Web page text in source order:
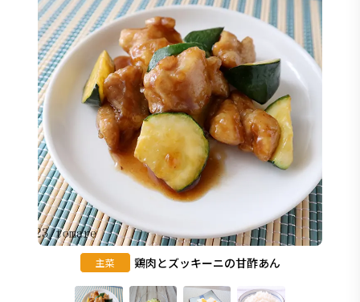
主菜 鶏肉とズッキーニの甘酢あん